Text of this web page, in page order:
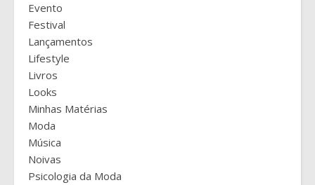
Evento
Festival
Lançamentos
Lifestyle
Livros
Looks
Minhas Matérias
Moda
Música
Noivas
Psicologia da Moda